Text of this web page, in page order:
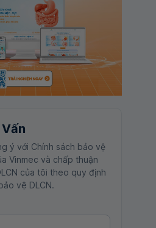
ý với Chính sách bảo vệ
Vinmec và chấp thuận
của tôi theo quy định
vệ DLCN.